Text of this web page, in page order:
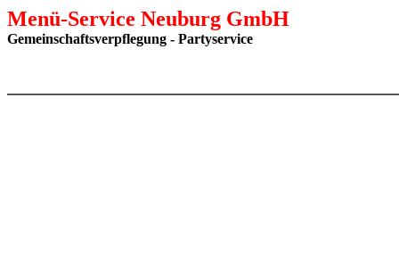
Menü-Service Neuburg GmbH
Gemeinschaftsverpflegung - Partyservice